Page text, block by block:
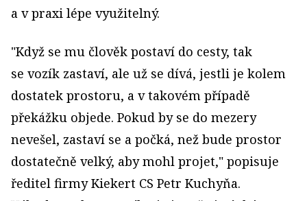
a v praxi lépe využitelný.
"Když se mu člověk postaví do cesty, tak
se vozík zastaví, ale už se dívá, jestli je kolem
dostatek prostoru, a v takovém případě
překážku objede. Pokud by se do mezery
nevešel, zastaví se a počká, než bude prostor
dostatečně velký, aby mohl projet," popisuje
ředitel firmy Kiekert CS Petr Kuchyňa.